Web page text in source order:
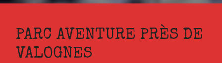
PARC AVENTURE PRÈS DE
VALOGNES